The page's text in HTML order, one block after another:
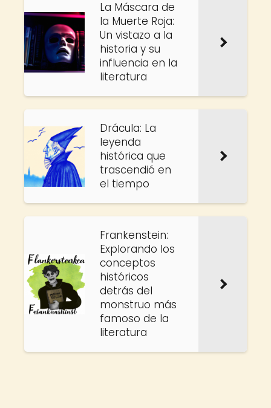
La Máscara de
la Muerte Roja:
Un vistazo a la
historia y su
influencia en la
literatura
Drácula: La
leyenda
histórica que
trascendió en
el tiempo
Frankenstein:
Explorando los
conceptos
históricos
detrás del
monstruo más
famoso de la
literatura